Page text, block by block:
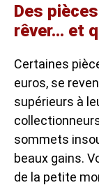
Des
rêver… et
Certaines
euros, se
supérieurs à
sommets
beaux gains.
de la petite